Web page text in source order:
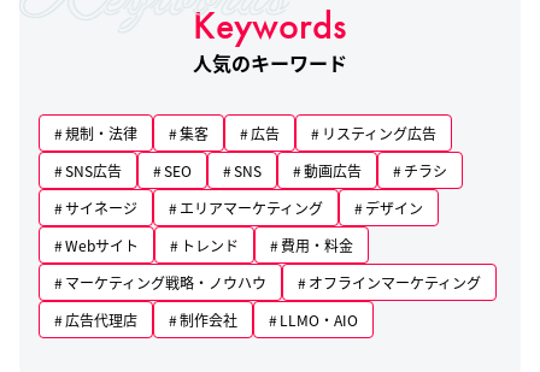
Keywords
人気のキーワード
規制・法律 集客 広告
リスティング広告
SNS広告
SEO SNS 動画広告
チラシ
サイネージ
エリアマーケティング
デザイン
Webサイト
トレンド
費用・料金
マーケティング戦略・ノウハウ
オフラインマーケティング
広告代理店
制作会社 LLMO・AIO